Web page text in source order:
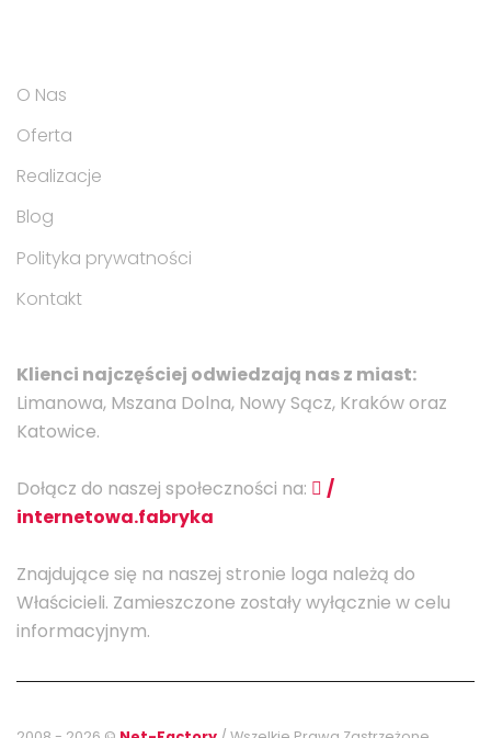
O Nas
Oferta
Realizacje
Blog
Polityka prywatności
Kontakt
Klienci najczęściej odwiedzają nas z miast:
Limanowa, Mszana Dolna, Nowy Sącz, Kraków oraz
Katowice.
Dołącz do naszej społeczności na:
/
internetowa.fabryka
Znajdujące się na naszej stronie loga należą do
Właścicieli. Zamieszczone zostały wyłącznie w celu
informacyjnym.